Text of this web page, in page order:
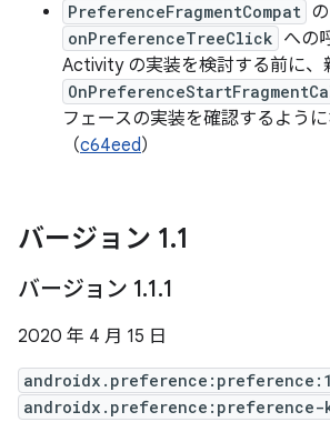
PreferenceFragmentCompat の
onPreferenceTreeClick への
Activity の実装を検討する前に、
フェースの実装を確認するように
（c64eed）
バージョン 1.1
バージョン 1.1.1
2020 年 4 月 15 日